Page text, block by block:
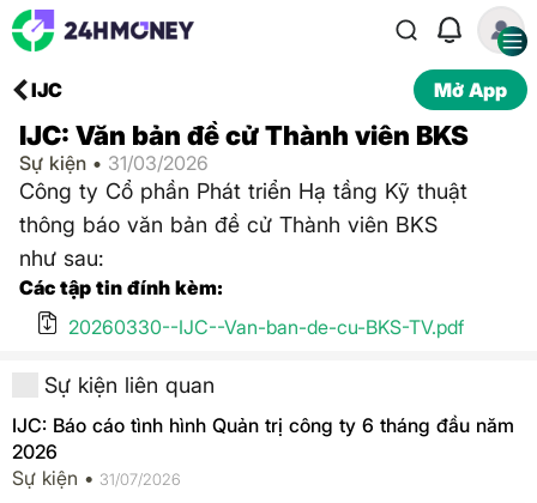
IJC Mở App
IJC: Văn bản đề cử Thành viên BKS
Sự kiện • 31/03/2026
Công ty Cổ phần Phát triển Hạ tầng Kỹ thuật
thông báo văn bản đề cử Thành viên BKS
như sau:
Các tập tin đính kèm:
20260330--IJC--Van-ban-de-cu-BKS-TV.pdf
Sự kiện liên quan
IJC: Báo cáo tình hình Quản trị công ty 6 tháng đầu năm
2026
Sự kiện • 31/07/2026